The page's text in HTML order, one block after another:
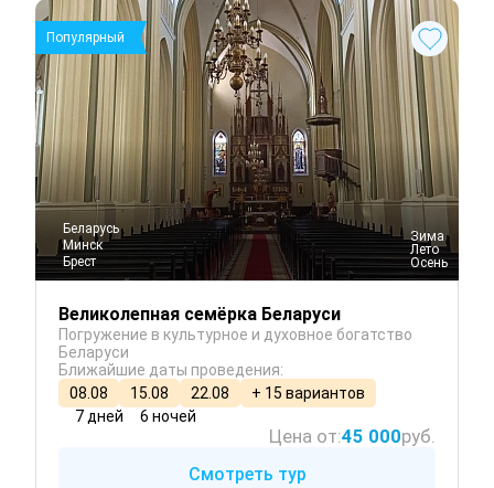
Беларусь
Минск
Брест
Популярный
Зима
Лето
Осень
Великолепная семёрка Беларуси
Погружение в культурное и духовное богатство
Беларуси
Ближайшие даты проведения:
08.08
15.08 22.08
+ 15 вариантов
7 дней
6 ночей
Цена от:45 000руб.
Смотреть тур